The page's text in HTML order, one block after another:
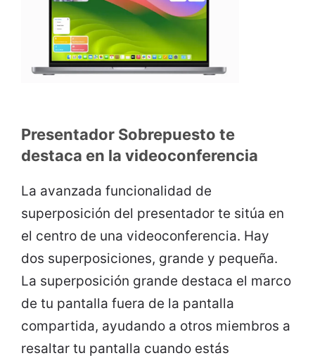
Presentador Sobrepuesto te
destaca en la videoconferencia
La avanzada funcionalidad de
superposición del presentador te sitúa en
el centro de una videoconferencia. Hay
dos superposiciones, grande y pequeña.
La superposición grande destaca el marco
de tu pantalla fuera de la pantalla
compartida, ayudando a otros miembros a
resaltar tu pantalla cuando estás